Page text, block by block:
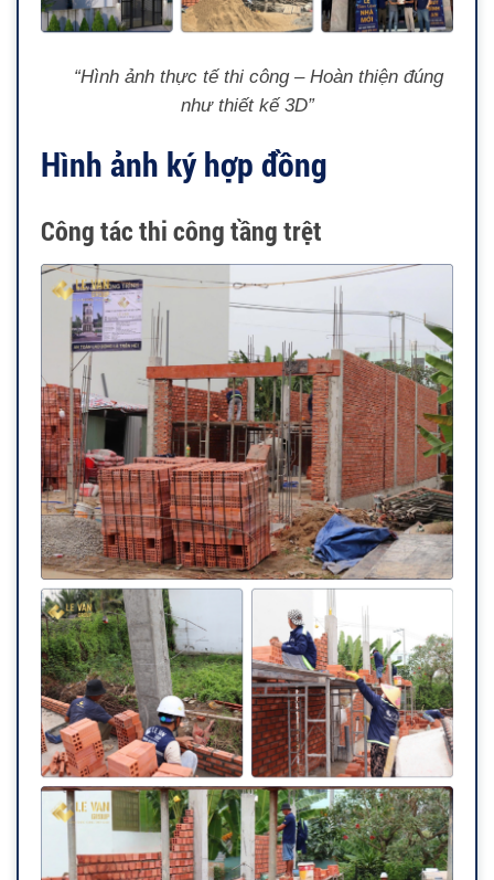
“Hình ảnh thực tế thi công – Hoàn thiện đúng
như thiết kế 3D”
Hình ảnh ký hợp đồng
Công tác thi công tầng trệt